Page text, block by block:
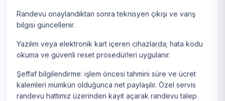
Randevu onaylandıktan sonra teknisyen çıkışı ve varış
bilgisi güncellenir.
Yazılım veya elektronik kart içeren cihazlarda; hata kodu
okuma ve güvenli reset prosedürleri uygulanır.
Şeffaf bilgilendirme: işlem öncesi tahmini süre ve ücret
kalemleri mümkün olduğunca net paylaşılır. Özel servis
randevu hattımız üzerinden kayıt açarak randevu talep